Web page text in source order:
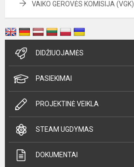
VAIKO GEROVĖS KOMISIJA (VGK)
DIDŽIUOJAMĖS
PASIEKIMAI
PROJEKTINĖ VEIKLA
STEAM UGDYMAS
DOKUMENTAI